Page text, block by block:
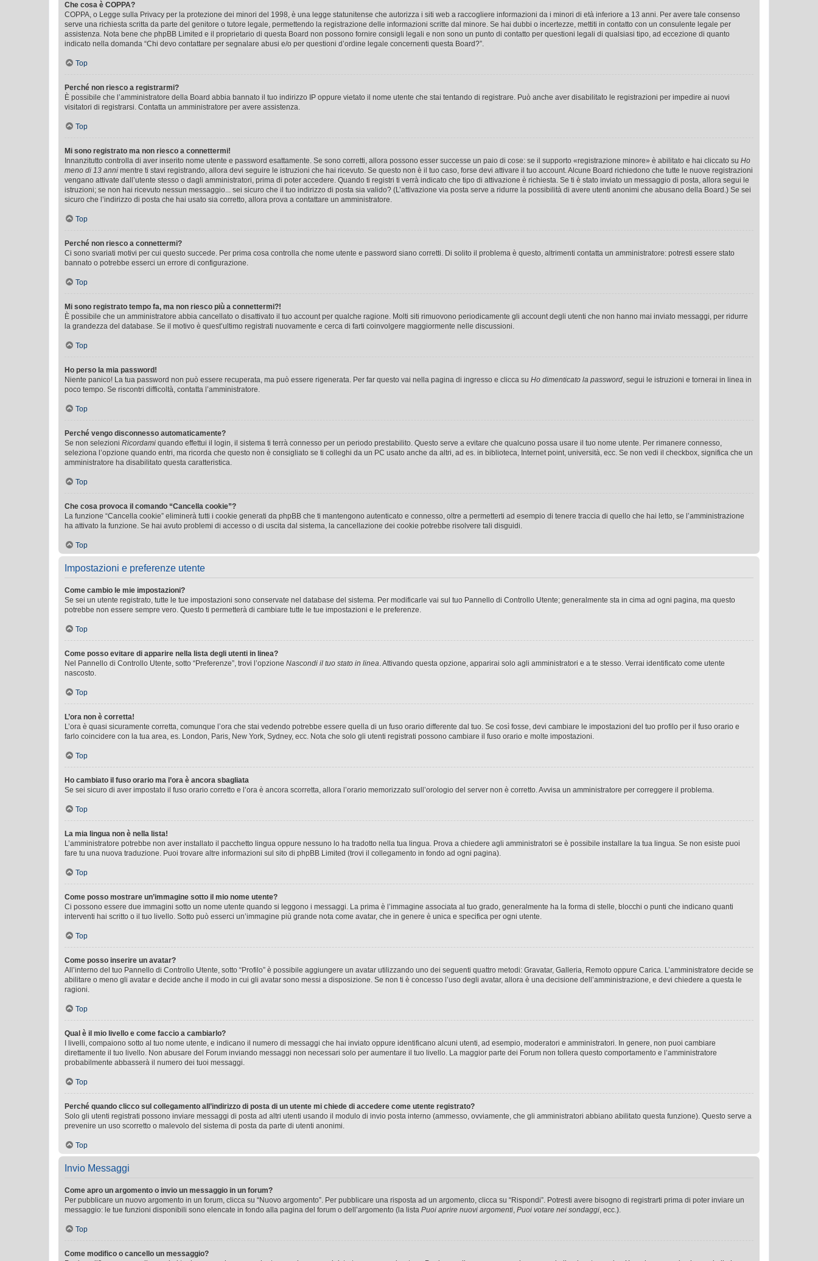
Che cosa è COPPA?
COPPA, o Legge sulla Privacy per la protezione dei minori del 1998, è una legge statunitense che autorizza i siti web a raccogliere informazioni da i minori di età inferiore a 13 anni. Per avere tale consenso
serve una richiesta scritta da parte del genitore o tutore legale, permettendo la registrazione delle informazioni scritte dal minore. Se hai dubbi o incertezze, mettiti in contatto con un consulente legale per
assistenza. Nota bene che phpBB Limited e il proprietario di questa Board non possono fornire consigli legali e non sono un punto di contatto per questioni legali di qualsiasi tipo, ad eccezione di quanto
indicato nella domanda “Chi devo contattare per segnalare abusi e/o per questioni d’ordine legale concernenti questa Board?”.
Top
Perché non riesco a registrarmi?
È possibile che l’amministratore della Board abbia bannato il tuo indirizzo IP oppure vietato il nome utente che stai tentando di registrare. Può anche aver disabilitato le registrazioni per impedire ai nuovi
visitatori di registrarsi. Contatta un amministratore per avere assistenza.
Top
Mi sono registrato ma non riesco a connettermi!
Innanzitutto controlla di aver inserito nome utente e password esattamente. Se sono corretti, allora possono esser successe un paio di cose: se il supporto «registrazione minore» è abilitato e hai cliccato su Ho
meno di 13 anni mentre ti stavi registrando, allora devi seguire le istruzioni che hai ricevuto. Se questo non è il tuo caso, forse devi attivare il tuo account. Alcune Board richiedono che tutte le nuove registrazioni
vengano attivate dall’utente stesso o dagli amministratori, prima di poter accedere. Quando ti registri ti verrà indicato che tipo di attivazione è richiesta. Se ti è stato inviato un messaggio di posta, allora segui le
istruzioni; se non hai ricevuto nessun messaggio... sei sicuro che il tuo indirizzo di posta sia valido? (L’attivazione via posta serve a ridurre la possibilità di avere utenti anonimi che abusano della Board.) Se sei
sicuro che l’indirizzo di posta che hai usato sia corretto, allora prova a contattare un amministratore.
Top
Perché non riesco a connettermi?
Ci sono svariati motivi per cui questo succede. Per prima cosa controlla che nome utente e password siano corretti. Di solito il problema è questo, altrimenti contatta un amministratore: potresti essere stato
bannato o potrebbe esserci un errore di configurazione.
Top
Mi sono registrato tempo fa, ma non riesco più a connettermi?!
È possibile che un amministratore abbia cancellato o disattivato il tuo account per qualche ragione. Molti siti rimuovono periodicamente gli account degli utenti che non hanno mai inviato messaggi, per ridurre
la grandezza del database. Se il motivo è quest’ultimo registrati nuovamente e cerca di farti coinvolgere maggiormente nelle discussioni.
Top
Ho perso la mia password!
Niente panico! La tua password non può essere recuperata, ma può essere rigenerata. Per far questo vai nella pagina di ingresso e clicca su Ho dimenticato la password, segui le istruzioni e tornerai in linea in
poco tempo. Se riscontri difficoltà, contatta l’amministratore.
Top
Perché vengo disconnesso automaticamente?
Se non selezioni Ricordami quando effettui il login, il sistema ti terrà connesso per un periodo prestabilito. Questo serve a evitare che qualcuno possa usare il tuo nome utente. Per rimanere connesso,
seleziona l’opzione quando entri, ma ricorda che questo non è consigliato se ti colleghi da un PC usato anche da altri, ad es. in biblioteca, Internet point, università, ecc. Se non vedi il checkbox, significa che un
amministratore ha disabilitato questa caratteristica.
Top
Che cosa provoca il comando “Cancella cookie”?
La funzione “Cancella cookie” eliminerà tutti i cookie generati da phpBB che ti mantengono autenticato e connesso, oltre a permetterti ad esempio di tenere traccia di quello che hai letto, se l’amministrazione
ha attivato la funzione. Se hai avuto problemi di accesso o di uscita dal sistema, la cancellazione dei cookie potrebbe risolvere tali disguidi.
Top
Impostazioni e preferenze utente
Come cambio le mie impostazioni?
Se sei un utente registrato, tutte le tue impostazioni sono conservate nel database del sistema. Per modificarle vai sul tuo Pannello di Controllo Utente; generalmente sta in cima ad ogni pagina, ma questo
potrebbe non essere sempre vero. Questo ti permetterà di cambiare tutte le tue impostazioni e le preferenze.
Top
Come posso evitare di apparire nella lista degli utenti in linea?
Nel Pannello di Controllo Utente, sotto “Preferenze”, trovi l’opzione Nascondi il tuo stato in linea. Attivando questa opzione, apparirai solo agli amministratori e a te stesso. Verrai identificato come utente
nascosto.
Top
L’ora non è corretta!
L’ora è quasi sicuramente corretta, comunque l’ora che stai vedendo potrebbe essere quella di un fuso orario differente dal tuo. Se così fosse, devi cambiare le impostazioni del tuo profilo per il fuso orario e
farlo coincidere con la tua area, es. London, Paris, New York, Sydney, ecc. Nota che solo gli utenti registrati possono cambiare il fuso orario e molte impostazioni.
Top
Ho cambiato il fuso orario ma l’ora è ancora sbagliata
Se sei sicuro di aver impostato il fuso orario corretto e l’ora è ancora scorretta, allora l’orario memorizzato sull’orologio del server non è corretto. Avvisa un amministratore per correggere il problema.
Top
La mia lingua non è nella lista!
L’amministratore potrebbe non aver installato il pacchetto lingua oppure nessuno lo ha tradotto nella tua lingua. Prova a chiedere agli amministratori se è possibile installare la tua lingua. Se non esiste puoi
fare tu una nuova traduzione. Puoi trovare altre informazioni sul sito di phpBB Limited (trovi il collegamento in fondo ad ogni pagina).
Top
Come posso mostrare un’immagine sotto il mio nome utente?
Ci possono essere due immagini sotto un nome utente quando si leggono i messaggi. La prima è l’immagine associata al tuo grado, generalmente ha la forma di stelle, blocchi o punti che indicano quanti
interventi hai scritto o il tuo livello. Sotto può esserci un’immagine più grande nota come avatar, che in genere è unica e specifica per ogni utente.
Top
Come posso inserire un avatar?
All’interno del tuo Pannello di Controllo Utente, sotto “Profilo” è possibile aggiungere un avatar utilizzando uno dei seguenti quattro metodi: Gravatar, Galleria, Remoto oppure Carica. L’amministratore decide se
abilitare o meno gli avatar e decide anche il modo in cui gli avatar sono messi a disposizione. Se non ti è concesso l’uso degli avatar, allora è una decisione dell’amministrazione, e devi chiedere a questa le
ragioni.
Top
Qual è il mio livello e come faccio a cambiarlo?
I livelli, compaiono sotto al tuo nome utente, e indicano il numero di messaggi che hai inviato oppure identificano alcuni utenti, ad esempio, moderatori e amministratori. In genere, non puoi cambiare
direttamente il tuo livello. Non abusare del Forum inviando messaggi non necessari solo per aumentare il tuo livello. La maggior parte dei Forum non tollera questo comportamento e l’amministratore
probabilmente abbasserà il numero dei tuoi messaggi.
Top
Perché quando clicco sul collegamento all’indirizzo di posta di un utente mi chiede di accedere come utente registrato?
Solo gli utenti registrati possono inviare messaggi di posta ad altri utenti usando il modulo di invio posta interno (ammesso, ovviamente, che gli amministratori abbiano abilitato questa funzione). Questo serve a
prevenire un uso scorretto o malevolo del sistema di posta da parte di utenti anonimi.
Top
Invio Messaggi
Come apro un argomento o invio un messaggio in un forum?
Per pubblicare un nuovo argomento in un forum, clicca su “Nuovo argomento”. Per pubblicare una risposta ad un argomento, clicca su “Rispondi”. Potresti avere bisogno di registrarti prima di poter inviare un
messaggio: le tue funzioni disponibili sono elencate in fondo alla pagina del forum o dell’argomento (la lista Puoi aprire nuovi argomenti, Puoi votare nei sondaggi, ecc.).
Top
Come modifico o cancello un messaggio?